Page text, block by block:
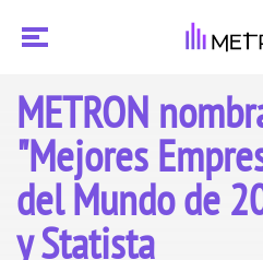
METRON
"Mejores
del Mundo de
y Statista